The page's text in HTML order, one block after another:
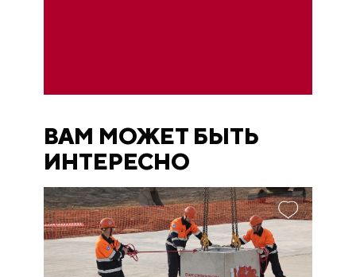
ВАМ МОЖЕТ БЫТЬ
ИНТЕРЕСНО